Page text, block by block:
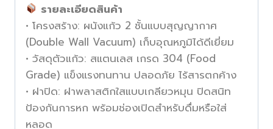
รายละเอียดสินค้า
• โครงสร้าง: ผนังแก้ว 2 ชั้นแบบสุญญากาศ
(Double Wall Vacuum) เก็บอุณหภูมิได้ดีเยี่ยม
• วัสดุตัวแก้ว: สแตนเลส เกรด 304 (Food
Grade) แข็งแรงทนทาน ปลอดภัย ไร้สารตกค้าง
• ฝาปิด: ฝาพลาสติกใสแบบเกลียวหมุน ปิดสนิท
ป้องกันการหก พร้อมช่องเปิดสำหรับดื่มหรือใส่
หลอด